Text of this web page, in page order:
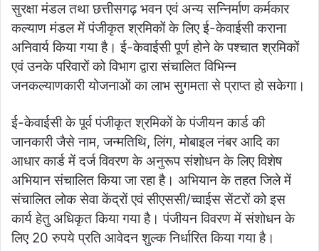
सुरक्षा मंडल तथा छत्तीसगढ़ भवन एवं अन्य सन्निर्माण कर्मकार
कल्याण मंडल में पंजीकृत श्रमिकों के लिए ई-केवाईसी कराना
अनिवार्य किया गया है। ई-केवाईसी पूर्ण होने के पश्चात श्रमिकों
एवं उनके परिवारों को विभाग द्वारा संचालित विभिन्न
जनकल्याणकारी योजनाओं का लाभ सुगमता से प्राप्त हो सकेगा।
ई-केवाईसी के पूर्व पंजीकृत श्रमिकों के पंजीयन कार्ड की
जानकारी जैसे नाम, जन्मतिथि, लिंग, मोबाइल नंबर आदि का
आधार कार्ड में दर्ज विवरण के अनुरूप संशोधन के लिए विशेष
अभियान संचालित किया जा रहा है। अभियान के तहत जिले में
संचालित लोक सेवा केंद्रों एवं सीएससी/च्वाईस सेंटरों को इस
कार्य हेतु अधिकृत किया गया है। पंजीयन विवरण में संशोधन के
लिए 20 रुपये प्रति आवेदन शुल्क निर्धारित किया गया है।